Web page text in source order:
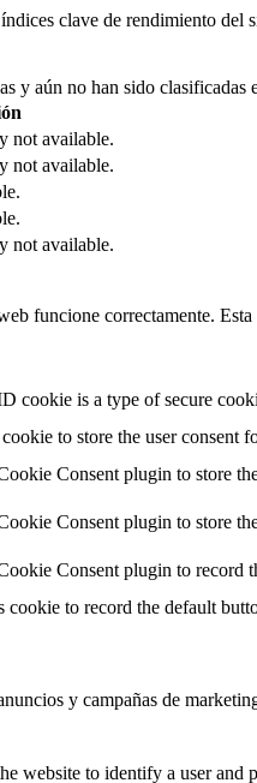
clave de rendimiento
y aún no han sido clasificadas
not available.
not available.
not available.
funcione correctamente.
cookie is a type of secure
to store the user
Consent plugin to store
Consent plugin to store
Consent plugin to record
cookie to record the default
y campañas de
website to identify a user and